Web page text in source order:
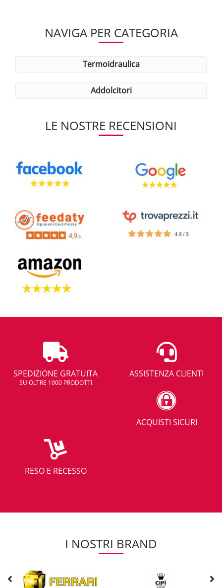
NAVIGA PER CATEGORIA
termoidraulica
addolcitori
LE NOSTRE RECENSIONI
SPEDIZIONE GRATUITA
SU OLTRE 1000 PRODOTTI
ASSISTENZA CLIENTI
ACQUISTI SICURI
RESO E RECESSO
I NOSTRI BRAND